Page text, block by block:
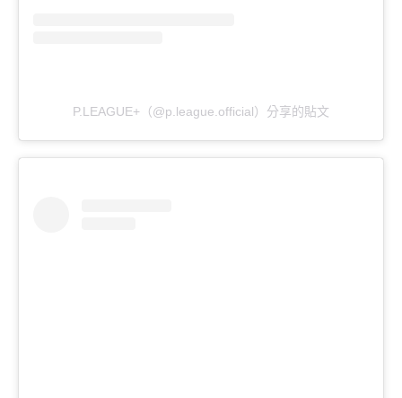
P.LEAGUE+（@p.league.official）分享的貼文